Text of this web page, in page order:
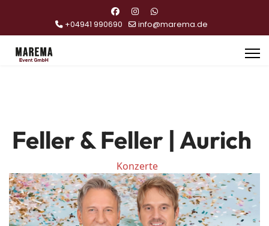
+04941 990690 info@marema.de
Feller & Feller | Aurich
Konzerte